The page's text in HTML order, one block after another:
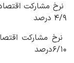
۴/۹ درصد
۶/۱۰درصد